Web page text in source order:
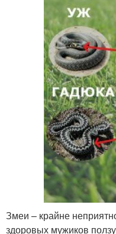
Змеи – крайне
здоровых мужиков